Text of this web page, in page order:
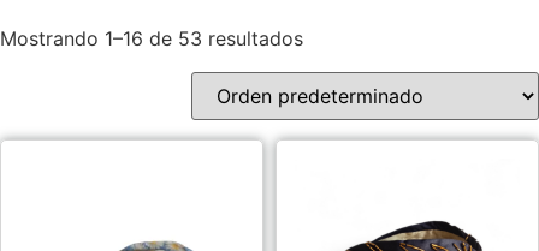
Mostrando 1–16 de 53 resultados